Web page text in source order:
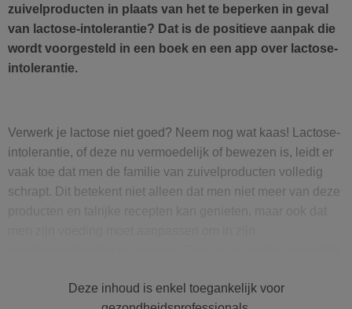
zuivelproducten in plaats van het te beperken in geval
van lactose-intolerantie? Dat is de positieve aanpak die
wordt voorgesteld in een boek en een app over lactose-
intolerantie.
Verwerk je lactose niet goed? Neem nog wat kaas! Lactose-
intolerantie, of deze nu vermoedelijk of bewezen is, leidt er
vaak toe dat men de familie van zuivelproducten volledig
schrapt. Dit betekent niet alleen dat men niet meer van deze
. Dat is de aanpak die wordt bepleit in het boek
Deze inhoud is enkel toegankelijk voor